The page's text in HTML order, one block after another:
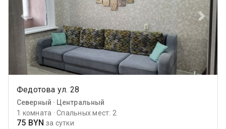
Previous Next
Федотова ул. 28
Северный · Центральный
1 комната · Спальных мест: 2
75 BYN за сутки